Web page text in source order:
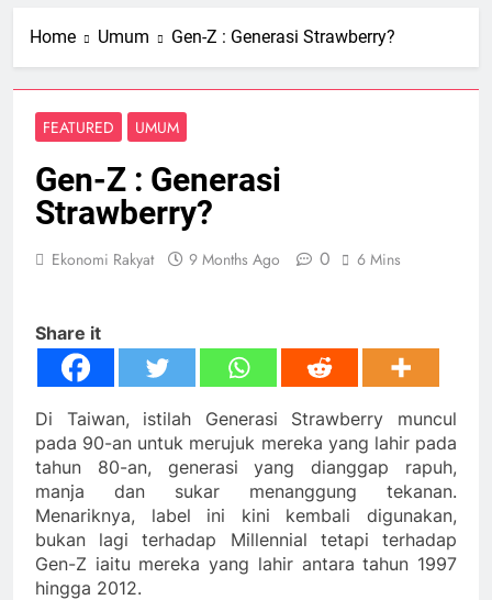
Home Umum Gen-Z : Generasi Strawberry?
FEATURED UMUM
Gen-Z : Generasi
Strawberry?
Ekonomi Rakyat 9 Months Ago 0 6 Mins
Share it
Di Taiwan, istilah Generasi Strawberry muncul
pada 90-an untuk merujuk mereka yang lahir pada
tahun 80-an, generasi yang dianggap rapuh,
manja dan sukar menanggung tekanan.
Menariknya, label ini kini kembali digunakan,
bukan lagi terhadap Millennial tetapi terhadap
Gen-Z iaitu mereka yang lahir antara tahun 1997
hingga 2012.